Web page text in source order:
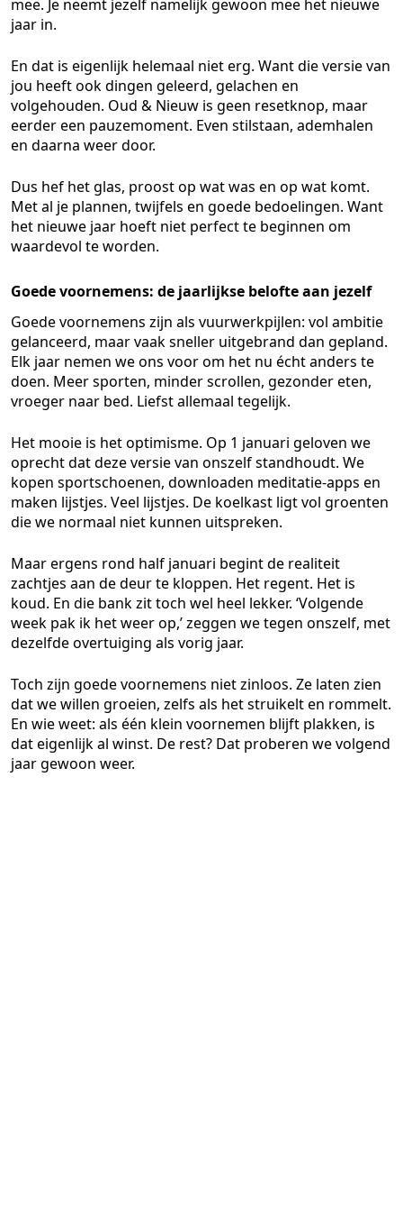
mee. Je neemt jezelf namelijk gewoon mee het nieuwe
jaar in.
En dat is eigenlijk helemaal niet erg. Want die versie van
jou heeft ook dingen geleerd, gelachen en
volgehouden. Oud & Nieuw is geen resetknop, maar
eerder een pauzemoment. Even stilstaan, ademhalen
en daarna weer door.
Dus hef het glas, proost op wat was en op wat komt.
Met al je plannen, twijfels en goede bedoelingen. Want
het nieuwe jaar hoeft niet perfect te beginnen om
waardevol te worden.
Goede voornemens: de jaarlijkse belofte aan jezelf
Goede voornemens zijn als vuurwerkpijlen: vol ambitie
gelanceerd, maar vaak sneller uitgebrand dan gepland.
Elk jaar nemen we ons voor om het nu écht anders te
doen. Meer sporten, minder scrollen, gezonder eten,
vroeger naar bed. Liefst allemaal tegelijk.
Het mooie is het optimisme. Op 1 januari geloven we
oprecht dat deze versie van onszelf standhoudt. We
kopen sportschoenen, downloaden meditatie-apps en
maken lijstjes. Veel lijstjes. De koelkast ligt vol groenten
die we normaal niet kunnen uitspreken.
Maar ergens rond half januari begint de realiteit
zachtjes aan de deur te kloppen. Het regent. Het is
koud. En die bank zit toch wel heel lekker. ‘Volgende
week pak ik het weer op,’ zeggen we tegen onszelf, met
dezelfde overtuiging als vorig jaar.
Toch zijn goede voornemens niet zinloos. Ze laten zien
dat we willen groeien, zelfs als het struikelt en rommelt.
En wie weet: als één klein voornemen blijft plakken, is
dat eigenlijk al winst. De rest? Dat proberen we volgend
jaar gewoon weer.